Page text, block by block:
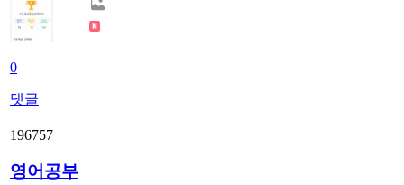
0
댓글
196757
영어공부